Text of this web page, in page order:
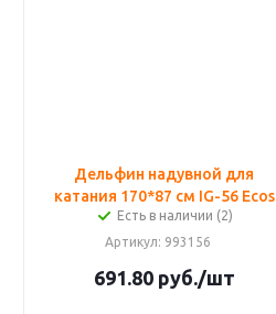
Дельфин надувной для
катания 170*87 см IG-56 Ecos
Есть в наличии (2)
Артикул: 993156
691.80руб./шт